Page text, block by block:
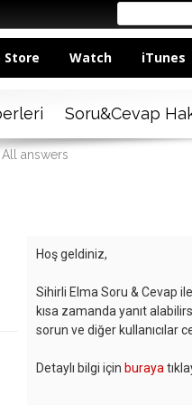
Store Watch iTunes
Soru&Cevap
All answers
Hoş geldiniz,
Sihirli Elma Soru & Cevap
kısa zamanda yanıt
sorun ve diğer kullanıcılar
Detaylı bilgi için buraya